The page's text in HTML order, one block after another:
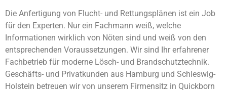
Die Anfertigung von Flucht- und Rettungsplänen ist ein Job
für den Experten. Nur ein Fachmann weiß, welche
Informationen wirklich von Nöten sind und weiß von den
entsprechenden Voraussetzungen. Wir sind Ihr erfahrener
Fachbetrieb für moderne Lösch- und Brandschutztechnik.
Geschäfts- und Privatkunden aus Hamburg und Schleswig-
Holstein betreuen wir von unserem Firmensitz in Quickborn